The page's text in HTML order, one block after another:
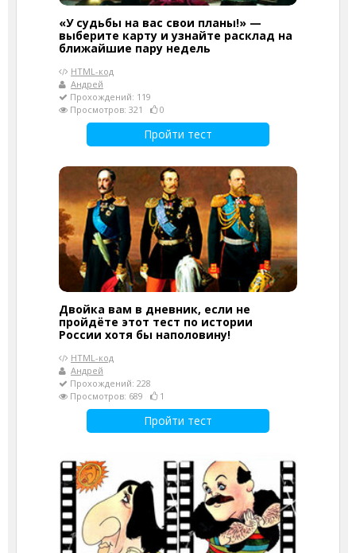
«У судьбы на вас свои планы!» —
выберите карту и узнайте расклад на
ближайшие пару недель
HTML-код
Андрей
Прохождений: 119
Просмотров: 321
0
Пройти тест
Двойка вам в дневник, если не
пройдёте этот тест по истории
России хотя бы наполовину!
HTML-код
Андрей
Прохождений: 228
Просмотров: 689
1
Пройти тест